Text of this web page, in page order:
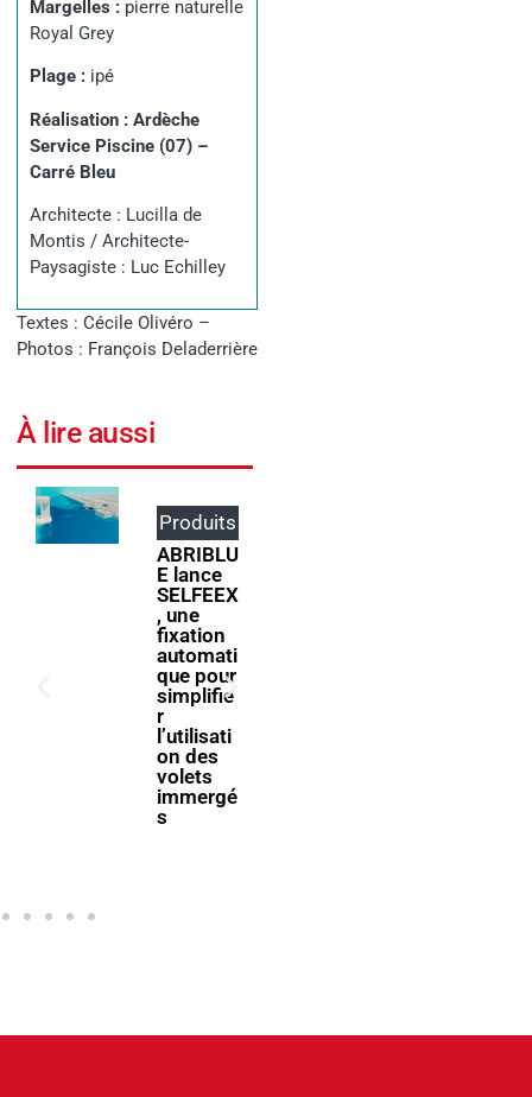
Margelles : pierre naturelle
Royal Grey
Plage : ipé
Réalisation : Ardèche
Service Piscine (07) –
Carré Bleu
Architecte : Lucilla de
Montis / Architecte-
Paysagiste : Luc Echilley
Textes : Cécile Olivéro –
Photos : François Deladerrière
À lire aussi
Produits
ABRIBLU
E lance
SELFEEX
, une
fixation
automati
que pour
simplifie
r
l’utilisati
on des
volets
immergé
s